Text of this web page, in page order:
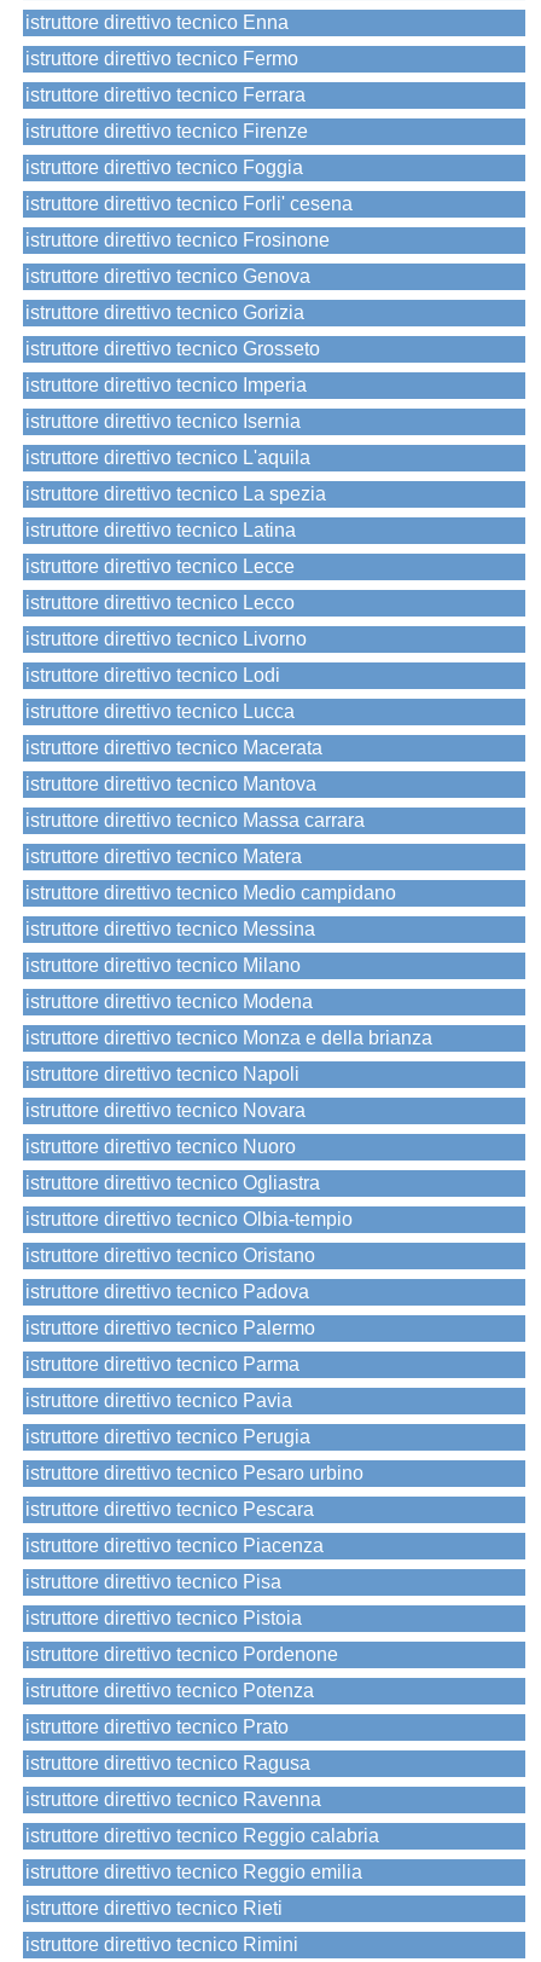
istruttore direttivo tecnico Enna
istruttore direttivo tecnico Fermo
istruttore direttivo tecnico Ferrara
istruttore direttivo tecnico Firenze
istruttore direttivo tecnico Foggia
istruttore direttivo tecnico Forli' cesena
istruttore direttivo tecnico Frosinone
istruttore direttivo tecnico Genova
istruttore direttivo tecnico Gorizia
istruttore direttivo tecnico Grosseto
istruttore direttivo tecnico Imperia
istruttore direttivo tecnico Isernia
istruttore direttivo tecnico L'aquila
istruttore direttivo tecnico La spezia
istruttore direttivo tecnico Latina
istruttore direttivo tecnico Lecce
istruttore direttivo tecnico Lecco
istruttore direttivo tecnico Livorno
istruttore direttivo tecnico Lodi
istruttore direttivo tecnico Lucca
istruttore direttivo tecnico Macerata
istruttore direttivo tecnico Mantova
istruttore direttivo tecnico Massa carrara
istruttore direttivo tecnico Matera
istruttore direttivo tecnico Medio campidano
istruttore direttivo tecnico Messina
istruttore direttivo tecnico Milano
istruttore direttivo tecnico Modena
istruttore direttivo tecnico Monza e della brianza
istruttore direttivo tecnico Napoli
istruttore direttivo tecnico Novara
istruttore direttivo tecnico Nuoro
istruttore direttivo tecnico Ogliastra
istruttore direttivo tecnico Olbia-tempio
istruttore direttivo tecnico Oristano
istruttore direttivo tecnico Padova
istruttore direttivo tecnico Palermo
istruttore direttivo tecnico Parma
istruttore direttivo tecnico Pavia
istruttore direttivo tecnico Perugia
istruttore direttivo tecnico Pesaro urbino
istruttore direttivo tecnico Pescara
istruttore direttivo tecnico Piacenza
istruttore direttivo tecnico Pisa
istruttore direttivo tecnico Pistoia
istruttore direttivo tecnico Pordenone
istruttore direttivo tecnico Potenza
istruttore direttivo tecnico Prato
istruttore direttivo tecnico Ragusa
istruttore direttivo tecnico Ravenna
istruttore direttivo tecnico Reggio calabria
istruttore direttivo tecnico Reggio emilia
istruttore direttivo tecnico Rieti
istruttore direttivo tecnico Rimini